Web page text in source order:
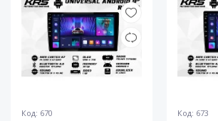
Код: 670 Код: 673